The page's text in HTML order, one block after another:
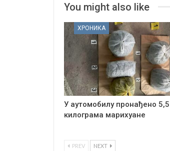
You might also like
ХРОНИКА
У аутомобилу пронађено 5,5
килограма марихуане
PREV NEXT